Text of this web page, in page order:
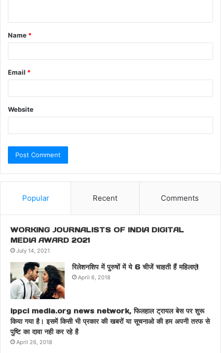
Name *
Email *
Website
Popular Recent Comments
WORKING JOURNALISTS OF INDIA DIGITAL
MEDIA AWARD 2021
July 14, 2021
रिलेशनशिप में पुरुषों में ये 6 चीजें चाहती हैं महिलाएं!
April 6, 2018
ippci media.org news network, फिलहाल ट्रायल बेस पर शुरू
किया गया है। इसमें किसी भी प्रकार की खबरों या सूचनाओ की हम अपनी तरफ से
पुष्टि का दावा नही कर रहे है
April 26, 2018